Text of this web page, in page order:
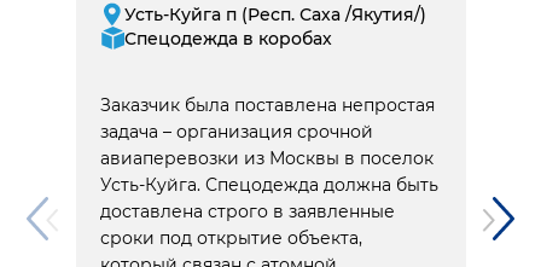
Усть-Куйга п (Респ. Саха /Якутия/)
Спецодежда в коробах
Заказчик была поставлена непростая
задача – организация срочной
авиаперевозки из Москвы в поселок
Усть-Куйга. Спецодежда должна быть
доставлена строго в заявленные
сроки под открытие объекта,